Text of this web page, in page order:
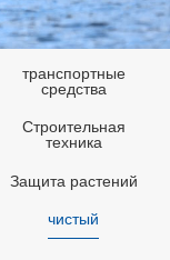
транспортные
средства
Строительная
техника
Защита растений
чистый